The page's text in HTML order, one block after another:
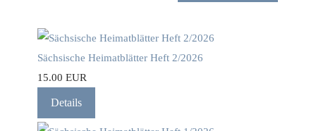
Sächsische Heimatblätter Heft 2/2026
15.00 EUR
Details